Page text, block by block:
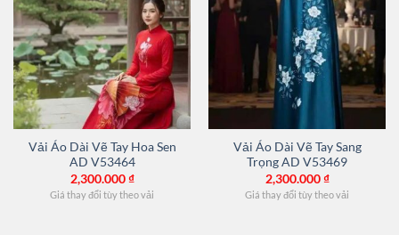
Vải Áo Dài Vẽ Tay Hoa Sen
AD V53464
2,300.000₫
Giá thay đổi tùy theo vải
Vải Áo Dài Vẽ Tay Sang
Trọng AD V53469
2,300.000₫
Giá thay đổi tùy theo vải